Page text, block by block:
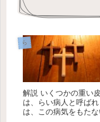
ら
解説 いくつかの重い
は、らい病人と呼ば
は、この病気をもた